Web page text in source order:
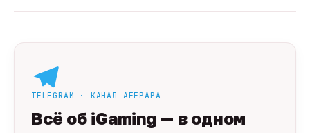
TELEGRAM · КАНАЛ AFFPAPA
Всё об iGaming — в одном